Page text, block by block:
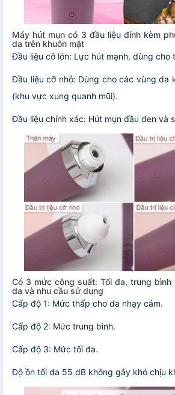
Máy hút mụn có 3 đầu liệu đính kèm
da trên khuôn mặt
Đầu liệu cỡ lớn: Lực hút mạnh, dùng cho
Đầu liệu cỡ nhỏ: Dùng cho các vùng da
(khu vực xung quanh mũi).
Đầu liệu chính xác: Hút mụn đầu đen và
Có 3 mức công suất: Tối đa, trung
da và nhu cầu sử dụng
Cấp độ 1: Mức thấp cho da nhạy cảm.
Cấp độ 2: Mức trung bình.
Cấp độ 3: Mức tối đa.
Độ ồn tối đa 55 dB không gây khó chịu